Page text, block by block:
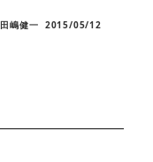
田嶋健一 2015/05/12